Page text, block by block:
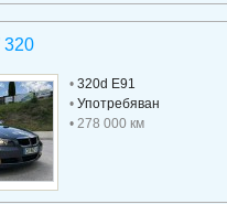
320
• 320d E91
• Употребяван
• 278 000 км